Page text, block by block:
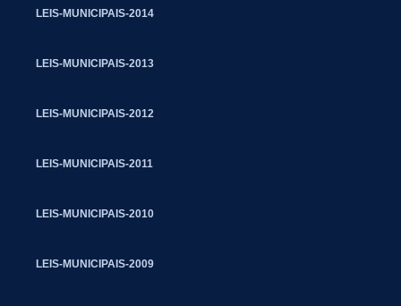
LEIS-MUNICIPAIS-2014
LEIS-MUNICIPAIS-2013
LEIS-MUNICIPAIS-2012
LEIS-MUNICIPAIS-2011
LEIS-MUNICIPAIS-2010
LEIS-MUNICIPAIS-2009